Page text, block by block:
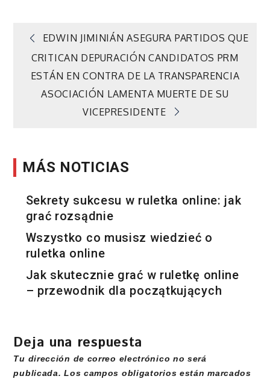
Navegación
de
entradas
EDWIN JIMINIÁN ASEGURA PARTIDOS QUE
CRITICAN DEPURACIÓN CANDIDATOS PRM
ESTÁN EN CONTRA DE LA TRANSPARENCIA
ASOCIACIÓN LAMENTA MUERTE DE SU
VICEPRESIDENTE
MÁS NOTICIAS
Sekrety sukcesu w ruletka online: jak
grać rozsądnie
Wszystko co musisz wiedzieć o
ruletka online
Jak skutecznie grać w ruletkę online
– przewodnik dla początkujących
Deja una respuesta
Tu dirección de correo electrónico no será
publicada. Los campos obligatorios están marcados